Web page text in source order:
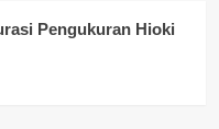
Pengukuran Hioki